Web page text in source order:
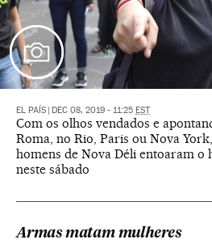
EL PAÍS DEC 08, 2019 - 11:25 EST
Com os olhos vendados e
Roma, no Rio, Paris ou Nova
homens de Nova Déli entoaram o
neste sábado
Armas matam mulheres